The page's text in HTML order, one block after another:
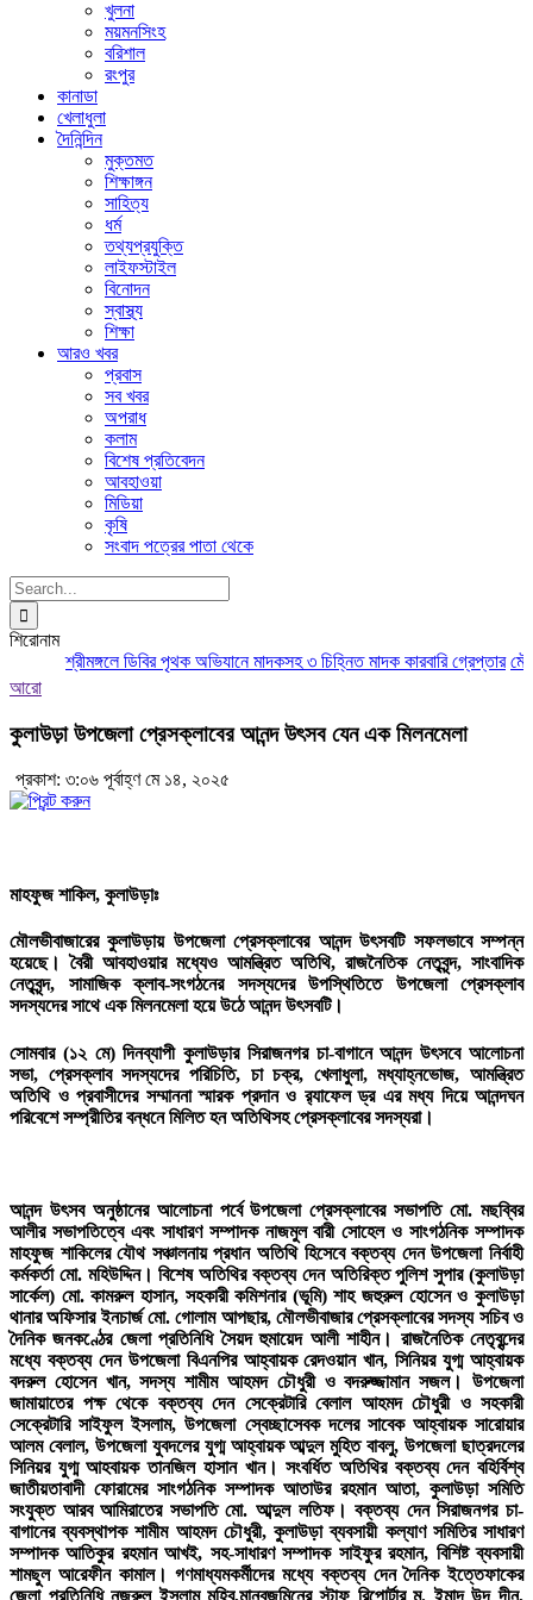
খুলনা
ময়মনসিংহ
বরিশাল
রংপুর
কানাডা
খেলাধুলা
দৈনিন্দিন
মুক্তমত
শিক্ষাঙ্গন
সাহিত্য
ধর্ম
তথ্যপ্রযুক্তি
লাইফস্টাইল
বিনোদন
স্বাস্থ্য
শিক্ষা
আরও খবর
প্রবাস
সব খবর
অপরাধ
কলাম
বিশেষ প্রতিবেদন
আবহাওয়া
মিডিয়া
কৃষি
সংবাদ পত্রের পাতা থেকে
Search
for:
শিরোনাম
শ্রীমঙ্গলে ডিবির পৃথক অভিযানে মাদকসহ ৩ চিহ্নিত মাদক কারবারি গ্রেপ্তার
আরো
কুলাউড়া উপজেলা প্রেসক্লাবের আনন্দ উৎসব যেন এক মিলনমেলা
প্রকাশ: ৩:০৬ পূর্বাহ্ণ মে ১৪, ২০২৫
মাহফুজ শাকিল, কুলাউড়াঃ
মৌলভীবাজারের কুলাউড়ায় উপজেলা প্রেসক্লাবের আনন্দ উৎসবটি সফলভাবে সম্পন্ন
হয়েছে। বৈরী আবহাওয়ার মধ্যেও আমন্ত্রিত অতিথি, রাজনৈতিক নেতৃবৃন্দ, সাংবাদিক
নেতৃবৃন্দ, সামাজিক ক্লাব-সংগঠনের সদস্যদের উপস্থিতিতে উপজেলা প্রেসক্লাব
সদস্যদের সাথে এক মিলনমেলা হয়ে উঠে আনন্দ উৎসবটি।
সোমবার (১২ মে) দিনব্যাপী কুলাউড়ার সিরাজনগর চা-বাগানে আনন্দ উৎসবে আলোচনা
সভা, প্রেসক্লাব সদস্যদের পরিচিতি, চা চক্র, খেলাধুলা, মধ্যাহ্নভোজ, আমন্ত্রিত
অতিথি ও প্রবাসীদের সম্মাননা স্মারক প্রদান ও র‌্যাফেল ড্র এর মধ্য দিয়ে আনন্দঘন
পরিবেশে সম্প্রীতির বন্ধনে মিলিত হন অতিথিসহ প্রেসক্লাবের সদস্যরা।
আনন্দ উৎসব অনুষ্ঠানের আলোচনা পর্বে উপজেলা প্রেসক্লাবের সভাপতি মো. মছব্বির
আলীর সভাপতিত্বে এবং সাধারণ সম্পাদক নাজমুল বারী সোহেল ও সাংগঠনিক সম্পাদক
মাহফুজ শাকিলের যৌথ সঞ্চালনায় প্রধান অতিথি হিসেবে বক্তব্য দেন উপজেলা নির্বাহী
কর্মকর্তা মো. মহিউদ্দিন। বিশেষ অতিথির বক্তব্য দেন অতিরিক্ত পুলিশ সুপার (কুলাউড়া
সার্কেল) মো. কামরুল হাসান, সহকারী কমিশনার (ভূমি) শাহ জহুরুল হোসেন ও কুলাউড়া
থানার অফিসার ইনচার্জ মো. গোলাম আপছার, মৌলভীবাজার প্রেসক্লাবের সদস্য সচিব ও
দৈনিক জনকণ্ঠের জেলা প্রতিনিধি সৈয়দ হুমায়েদ আলী শাহীন। রাজনৈতিক নেতৃবৃন্দের
মধ্যে বক্তব্য দেন উপজেলা বিএনপির আহ্বায়ক রেদওয়ান খান, সিনিয়র যুগ্ম আহ্বায়ক
বদরুল হোসেন খান, সদস্য শামীম আহমদ চৌধুরী ও বদরুজ্জামান সজল। উপজেলা
জামায়াতের পক্ষ থেকে বক্তব্য দেন সেক্রেটারি বেলাল আহমদ চৌধুরী ও সহকারী
সেক্রেটারি সাইফুল ইসলাম, উপজেলা স্বেচ্ছাসেবক দলের সাবেক আহ্বায়ক সারোয়ার
আলম বেলাল, উপজেলা যুবদলের যুগ্ম আহ্বায়ক আব্দুল মুহিত বাবলু, উপজেলা ছাত্রদলের
সিনিয়র যুগ্ম আহবায়ক তানজিল হাসান খান। সংবর্ধিত অতিথির বক্তব্য দেন বহির্বিশ্ব
জাতীয়তাবাদী ফোরামের সাংগঠনিক সম্পাদক আতাউর রহমান আতা, কুলাউড়া সমিতি
সংযুক্ত আরব আমিরাতের সভাপতি মো. আব্দুল লতিফ। বক্তব্য দেন সিরাজনগর চা-
বাগানের ব্যবস্থাপক শামীম আহমদ চৌধুরী, কুলাউড়া ব্যবসায়ী কল্যাণ সমিতির সাধারণ
সম্পাদক আতিকুর রহমান আখই, সহ-সাধারণ সম্পাদক সাইফুর রহমান, বিশিষ্ট ব্যবসায়ী
শামছুল আরেফীন কামাল। গণমাধ্যমকর্মীদের মধ্যে বক্তব্য দেন দৈনিক ইত্তেফাকের
জেলা প্রতিনিধি নজরুল ইসলাম মুহিব,মানবজমিনের স্টাফ রিপোর্টার মু. ইমাদ উদ দীন,